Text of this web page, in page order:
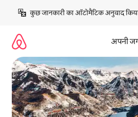
छोड़कर
कॉन्टेंट
कुछ जानकारी का ऑटोमैटिक अनुवाद
अपनी